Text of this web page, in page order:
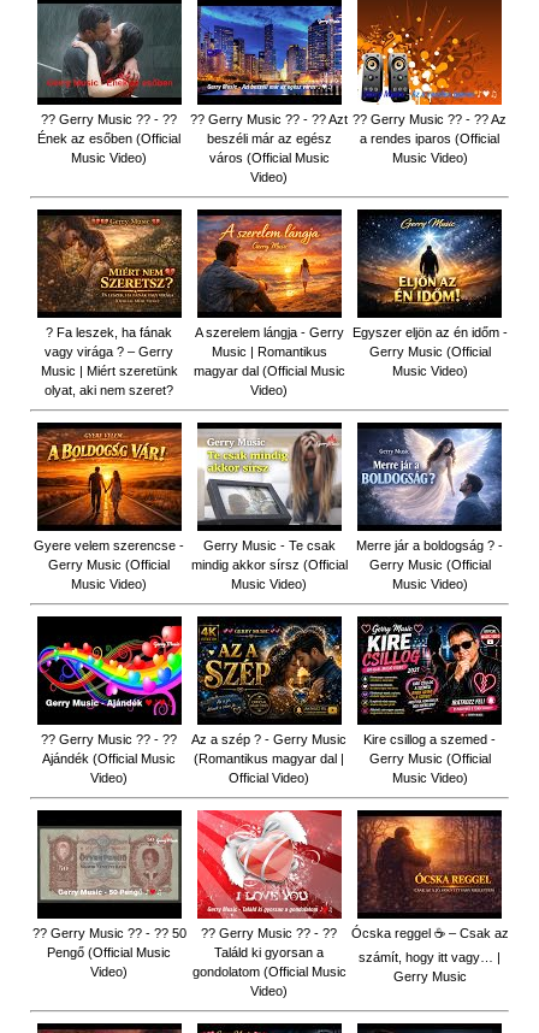
?? Gerry Music ?? - ??
Ének az esőben (Official
Music Video)
?? Gerry Music ?? - ?? Azt
beszéli már az egész
város (Official Music
Video)
?? Gerry Music ?? - ?? Az
a rendes iparos (Official
Music Video)
? Fa leszek, ha fának
vagy virága ? – Gerry
Music | Miért szeretünk
olyat, aki nem szeret?
A szerelem lángja - Gerry
Music | Romantikus
magyar dal (Official Music
Video)
Egyszer eljön az én időm -
Gerry Music (Official
Music Video)
Gyere velem szerencse -
Gerry Music (Official
Music Video)
Gerry Music - Te csak
mindig akkor sírsz (Official
Music Video)
Merre jár a boldogság ? -
Gerry Music (Official
Music Video)
?? Gerry Music ?? - ??
Ajándék (Official Music
Video)
Az a szép ? - Gerry Music
(Romantikus magyar dal |
Official Video)
Kire csillog a szemed -
Gerry Music (Official
Music Video)
?? Gerry Music ?? - ?? 50
Pengő (Official Music
Video)
?? Gerry Music ?? - ??
Találd ki gyorsan a
gondolatom (Official Music
Video)
Ócska reggel ☕ – Csak az
számít, hogy itt vagy… |
Gerry Music